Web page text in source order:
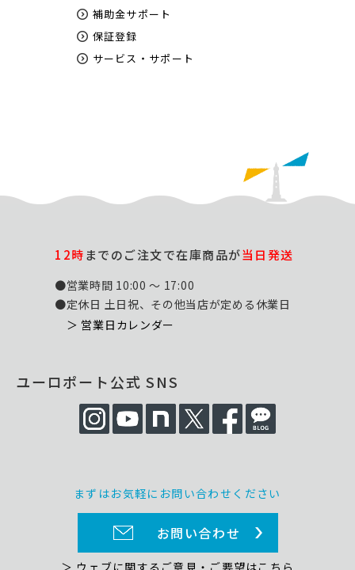
補助金サポート
保証登録
サービス・サポート
12時までのご注文で在庫商品が当日発送
●営業時間 10:00 ～ 17:00
●定休日 土日祝、その他当店が定める休業日
＞ 営業日カレンダー
ユーロポート公式 SNS
まずはお気軽にお問い合わせください
お問い合わせ
＞ ウェブに関するご意見・ご要望はこちら